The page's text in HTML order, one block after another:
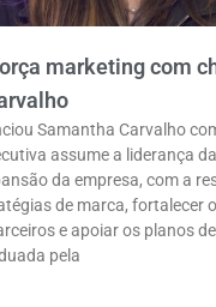
marketing com
Samantha Carvalho
assume a liderança
da empresa, com a
de marca, fortalecer
e apoiar os planos
pela